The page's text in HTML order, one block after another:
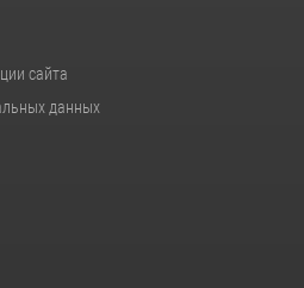
сайта
данных